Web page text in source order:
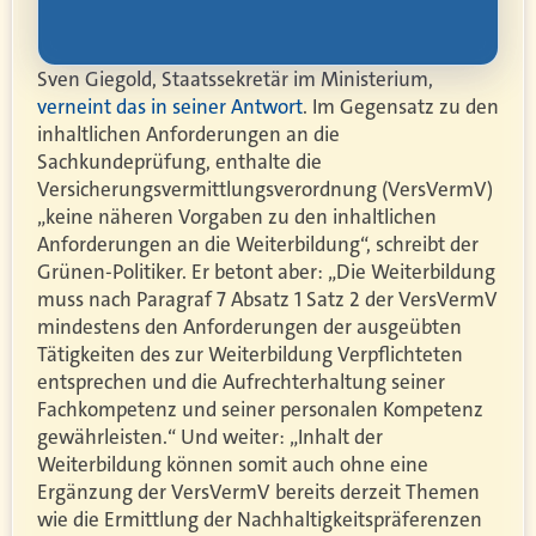
Sven Giegold, Staatssekretär im Ministerium,
verneint das in seiner Antwort. Im Gegensatz zu den
inhaltlichen Anforderungen an die
Sachkundeprüfung, enthalte die
Versicherungsvermittlungsverordnung (VersVermV)
„keine näheren Vorgaben zu den inhaltlichen
Anforderungen an die Weiterbildung“, schreibt der
Grünen-Politiker. Er betont aber: „Die Weiterbildung
muss nach Paragraf 7 Absatz 1 Satz 2 der VersVermV
mindestens den Anforderungen der ausgeübten
Tätigkeiten des zur Weiterbildung Verpflichteten
entsprechen und die Aufrechterhaltung seiner
Fachkompetenz und seiner personalen Kompetenz
gewährleisten.“ Und weiter: „Inhalt der
Weiterbildung können somit auch ohne eine
Ergänzung der VersVermV bereits derzeit Themen
wie die Ermittlung der Nachhaltigkeitspräferenzen